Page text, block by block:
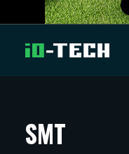
ARTIKKELIT
SMT